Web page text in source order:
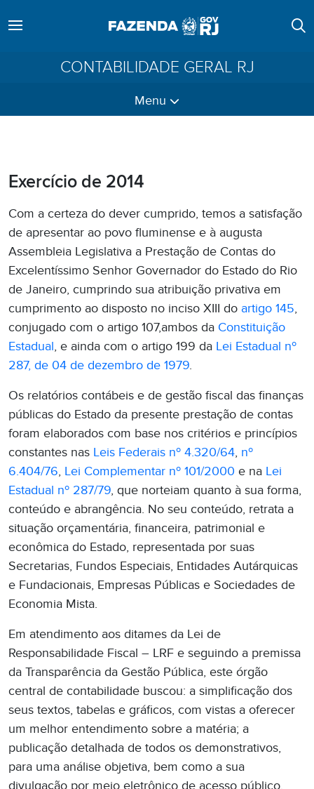
CONTABILIDADE GERAL RJ
Menu
Exercício de 2014
Com a certeza do dever cumprido, temos a satisfação
de apresentar ao povo fluminense e à augusta
Assembleia Legislativa a Prestação de Contas do
Excelentíssimo Senhor Governador do Estado do Rio
de Janeiro, cumprindo sua atribuição privativa em
cumprimento ao disposto no inciso XIII do artigo 145,
conjugado com o artigo 107,ambos da Constituição
Estadual, e ainda com o artigo 199 da Lei Estadual nº
287, de 04 de dezembro de 1979.
Os relatórios contábeis e de gestão fiscal das finanças
públicas do Estado da presente prestação de contas
foram elaborados com base nos critérios e princípios
constantes nas Leis Federais nº 4.320/64, nº
6.404/76, Lei Complementar nº 101/2000 e na Lei
Estadual nº 287/79, que norteiam quanto à sua forma,
conteúdo e abrangência. No seu conteúdo, retrata a
situação orçamentária, financeira, patrimonial e
econômica do Estado, representada por suas
Secretarias, Fundos Especiais, Entidades Autárquicas
e Fundacionais, Empresas Públicas e Sociedades de
Economia Mista.
Em atendimento aos ditames da Lei de
Responsabilidade Fiscal – LRF e seguindo a premissa
da Transparência da Gestão Pública, este órgão
central de contabilidade buscou: a simplificação dos
seus textos, tabelas e gráficos, com vistas a oferecer
um melhor entendimento sobre a matéria; a
publicação detalhada de todos os demonstrativos,
para uma análise objetiva, bem como a sua
divulgação por meio eletrônico de acesso público,